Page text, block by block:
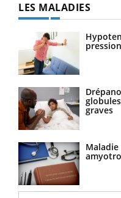
LES MALADIES
graves